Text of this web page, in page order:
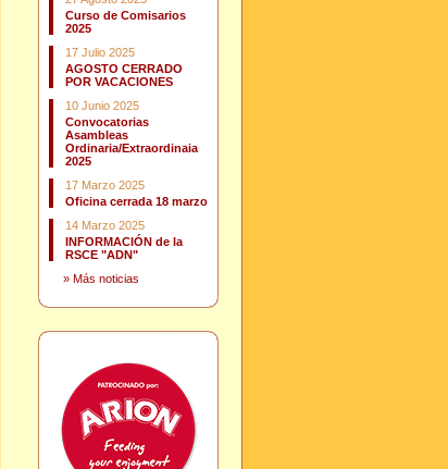
Curso de Comisarios
2025
17 Julio 2025
AGOSTO CERRADO
POR VACACIONES
10 Junio 2025
Convocatorias
Asambleas
Ordinaria/Extraordinaia
2025
17 Marzo 2025
Oficina cerrada 18 marzo
14 Marzo 2025
INFORMACIÓN de la
RSCE "ADN"
» Más noticias